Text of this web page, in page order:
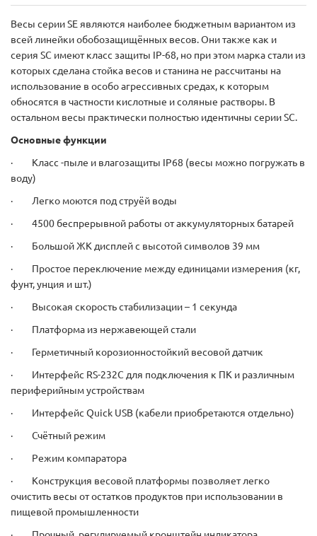
Весы серии SE являются наиболее бюджетным вариантом из
всей линейки обобозащищённых весов. Они также как и
серия SC имеют класс защиты IP-68, но при этом марка стали из
которых сделана стойка весов и станина не рассчитаны на
использование в особо агрессивных средах, к которым
обносятся в частности кислотные и соляные растворы. В
остальном весы практически полностью идентичны серии SC.
Основные функции
· Класс -пыле и влагозащиты IP68 (весы можно погружать в
воду)
· Легко моются под струёй воды
· 4500 беспрерывной работы от аккумуляторных батарей
· Большой ЖК дисплей с высотой символов 39 мм
· Простое переключение между единицами измерения (кг,
фунт, унция и шт.)
· Высокая скорость стабилизации – 1 секунда
· Платформа из нержавеющей стали
· Герметичный корозионностойкий весовой датчик
· Интерфейс RS-232C для подключения к ПК и различным
периферийным устройствам
· Интерфейс Quick USB (кабели приобретаются отдельно)
· Счётный режим
· Режим компаратора
· Конструкция весовой платформы позволяет легко
очистить весы от остатков продуктов при использовании в
пищевой промышленности